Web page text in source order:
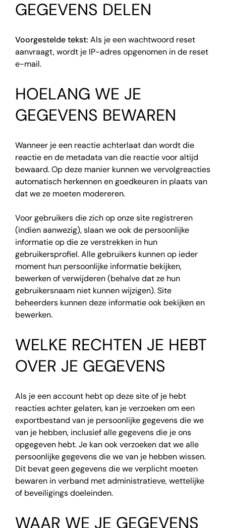
GEGEVENS DELEN
Voorgestelde tekst: Als je een wachtwoord reset
aanvraagt, wordt je IP-adres opgenomen in de reset
e-mail.
HOELANG WE JE
GEGEVENS BEWAREN
Wanneer je een reactie achterlaat dan wordt die
reactie en de metadata van die reactie voor altijd
bewaard. Op deze manier kunnen we vervolgreacties
automatisch herkennen en goedkeuren in plaats van
dat we ze moeten modereren.
Voor gebruikers die zich op onze site registreren
(indien aanwezig), slaan we ook de persoonlijke
informatie op die ze verstrekken in hun
gebruikersprofiel. Alle gebruikers kunnen op ieder
moment hun persoonlijke informatie bekijken,
bewerken of verwijderen (behalve dat ze hun
gebruikersnaam niet kunnen wijzigen). Site
beheerders kunnen deze informatie ook bekijken en
bewerken.
WELKE RECHTEN JE HEBT
OVER JE GEGEVENS
Als je een account hebt op deze site of je hebt
reacties achter gelaten, kan je verzoeken om een
exportbestand van je persoonlijke gegevens die we
van je hebben, inclusief alle gegevens die je ons
opgegeven hebt. Je kan ook verzoeken dat we alle
persoonlijke gegevens die we van je hebben wissen.
Dit bevat geen gegevens die we verplicht moeten
bewaren in verband met administratieve, wettelijke
of beveiligings doeleinden.
WAAR WE JE GEGEVENS